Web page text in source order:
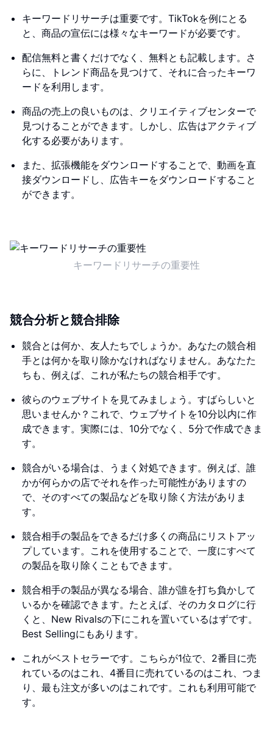
キーワードリサーチは重要です。TikTokを例にとる
と、商品の宣伝には様々なキーワードが必要です。
配信無料と書くだけでなく、無料とも記載します。さ
らに、トレンド商品を見つけて、それに合ったキーワ
ードを利用します。
商品の売上の良いものは、クリエイティブセンターで
見つけることができます。しかし、広告はアクティブ
化する必要があります。
また、拡張機能をダウンロードすることで、動画を直
接ダウンロードし、広告キーをダウンロードすること
ができます。
キーワードリサーチの重要性
競合分析と競合排除
競合とは何か、友人たちでしょうか。あなたの競合相
手とは何かを取り除かなければなりません。あなたた
ちも、例えば、これが私たちの競合相手です。
彼らのウェブサイトを見てみましょう。すばらしいと
思いませんか？これで、ウェブサイトを10分以内に作
成できます。実際には、10分でなく、5分で作成できま
す。
競合がいる場合は、うまく対処できます。例えば、誰
かが何らかの店でそれを作った可能性がありますの
で、そのすべての製品などを取り除く方法がありま
す。
競合相手の製品をできるだけ多くの商品にリストアッ
プしています。これを使用することで、一度にすべて
の製品を取り除くこともできます。
競合相手の製品が異なる場合、誰が誰を打ち負かして
いるかを確認できます。たとえば、そのカタログに行
くと、New Rivalsの下にこれを置いているはずです。
Best Sellingにもあります。
これがベストセラーです。こちらが1位で、2番目に売
れているのはこれ、4番目に売れているのはこれ、つま
り、最も注文が多いのはこれです。これも利用可能で
す。